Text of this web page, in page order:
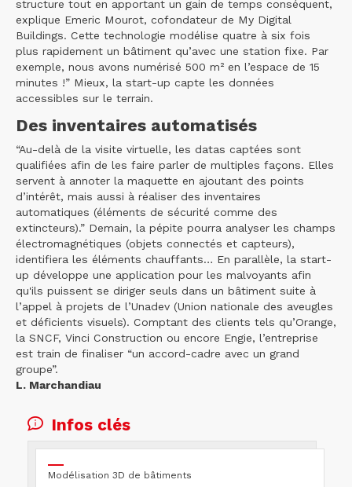
structure tout en apportant un gain de temps conséquent,
explique Emeric Mourot, cofondateur de My Digital
Buildings. Cette technologie modélise quatre à six fois
plus rapidement un bâtiment qu’avec une station fixe. Par
exemple, nous avons numérisé 500 m² en l’espace de 15
minutes !” Mieux, la start-up capte les données
accessibles sur le terrain.
Des inventaires automatisés
“Au-delà de la visite virtuelle, les datas captées sont
qualifiées afin de les faire parler de multiples façons. Elles
servent à annoter la maquette en ajoutant des points
d’intérêt, mais aussi à réaliser des inventaires
automatiques (éléments de sécurité comme des
extincteurs).” Demain, la pépite pourra analyser les champs
électromagnétiques (objets connectés et capteurs),
identifiera les éléments chauffants… En parallèle, la start-
up développe une application pour les malvoyants afin
qu'ils puissent se diriger seuls dans un bâtiment suite à
l’appel à projets de l’Unadev (Union nationale des aveugles
et déficients visuels). Comptant des clients tels qu’Orange,
la SNCF, Vinci Construction ou encore Engie, l’entreprise
est train de finaliser “un accord-cadre avec un grand
groupe”.
L. Marchandiau
Infos clés
Modélisation 3D de bâtiments